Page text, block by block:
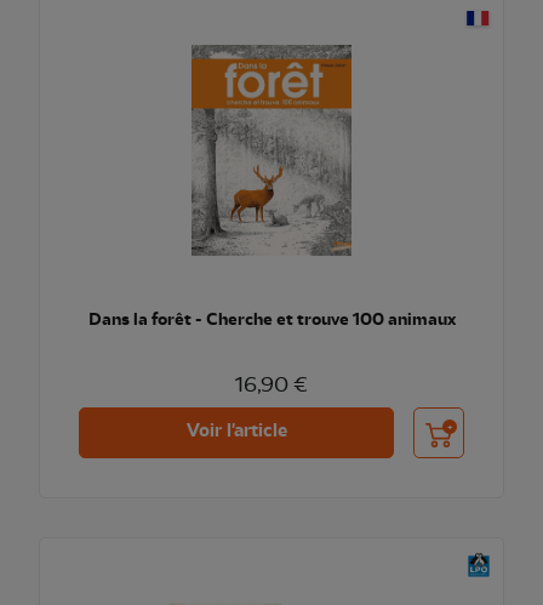
Dans la forêt - Cherche et trouve 100 animaux
16,90 €
Voir l'article Ajouter au